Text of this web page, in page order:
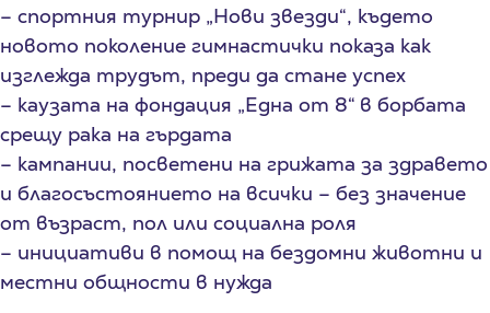
– спортния турнир „Нови звезди“, където
новото поколение гимнастички показа как
изглежда трудът, преди да стане успех
– каузата на фондация „Една от 8“ в борбата
срещу рака на гърдата
– кампании, посветени на грижата за здравето
и благосъстоянието на всички – без значение
от възраст, пол или социална роля
– инициативи в помощ на бездомни животни и
местни общности в нужда